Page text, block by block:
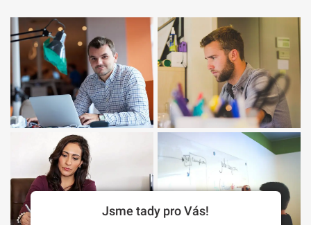
Jsme tady pro Vás!